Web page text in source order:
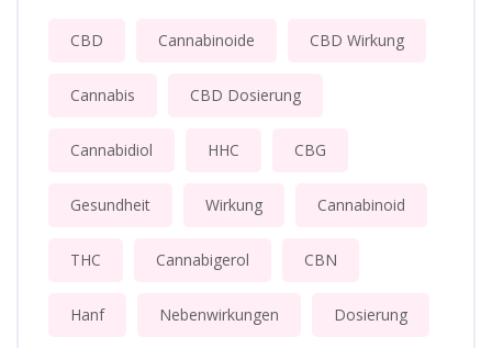
CBD Cannabinoide CBD Wirkung
Cannabis CBD Dosierung
Cannabidiol HHC CBG
Gesundheit Wirkung Cannabinoid
THC Cannabigerol CBN
Hanf Nebenwirkungen Dosierung